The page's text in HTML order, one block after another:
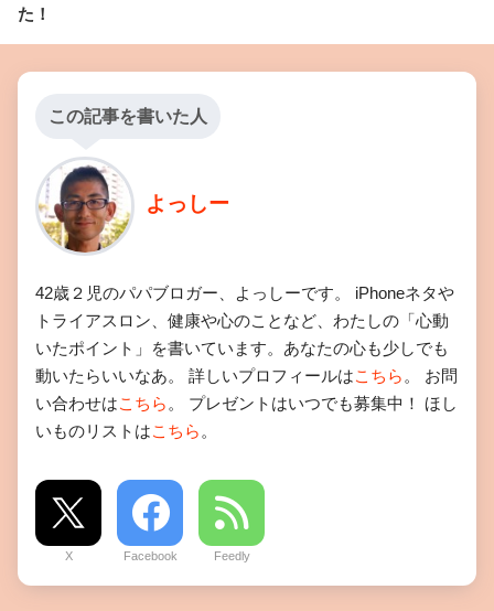
た！
この記事を書いた人
よっしー
42歳２児のパパブロガー、よっしーです。 iPhoneネタや
トライアスロン、健康や心のことなど、わたしの「心動
いたポイント」を書いています。あなたの心も少しでも
動いたらいいなあ。 詳しいプロフィールはこちら 。 お問
い合わせはこちら 。 プレゼントはいつでも募集中！ ほし
いものリストはこちら 。
X Facebook Feedly